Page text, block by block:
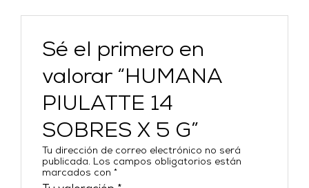
Sé el primero en
valorar “HUMANA
PIULATTE 14
SOBRES X 5 G”
Tu dirección de correo electrónico no será
publicada. Los campos obligatorios están
marcados con*